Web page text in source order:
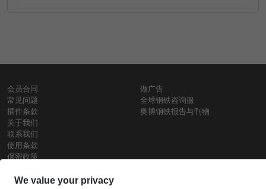
会员合同
常见问题
插件条款
关于我们
联系我们
使用条款
保密政策
做广告
全球钢铁咨询服
奥博钢铁报告与刊物